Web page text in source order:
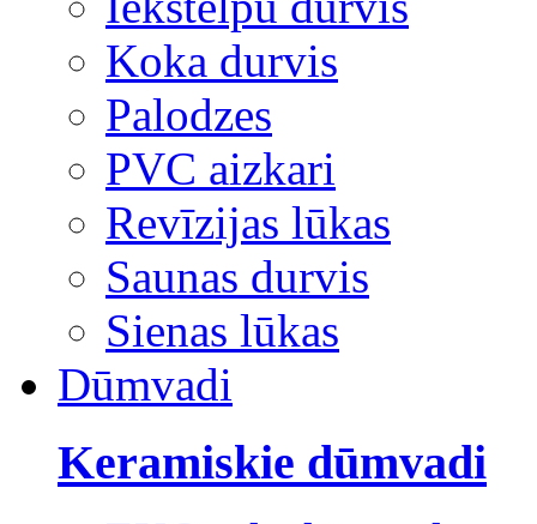
Koka durvis
Palodzes
PVC aizkari
Revīzijas lūkas
Saunas durvis
Sienas lūkas
Dūmvadi
Keramiskie dūmvadi